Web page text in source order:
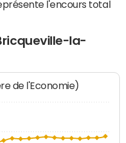
l'encours total
la-
de l'Economie)